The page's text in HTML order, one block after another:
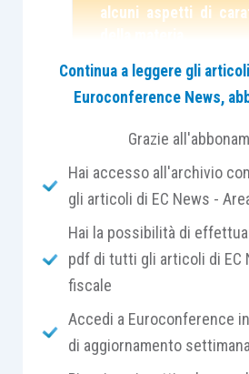
alcuni aspetti di
In linea generale, qualsiasi
della sua attività d’impresa
ancorché esente, non
per mancanza del requisito
essere
documentata con
fattura.
commercianti al minuto e
articolo 22 del D.P.R. 633/
Continua a leggere gli
Euroconference News,
Grazie
Hai accesso all'archivio
gli articoli di EC News -
Hai la possibilità di
pdf di tutti gli articoli di EC
fiscale
Accedi a Euroconference
di aggiornamento